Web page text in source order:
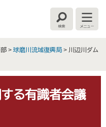
検
索
メ
ニ
ー
> 球磨川流域復興局 > 川辺川ダム
る有識者会議